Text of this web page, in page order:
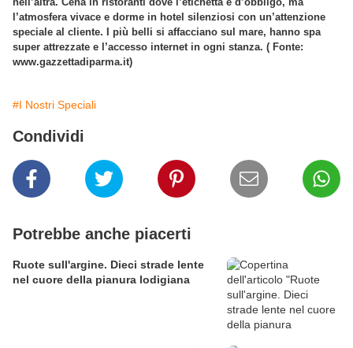
l’atmosfera vivace e dorme in hotel silenziosi con un’attenzione
speciale al cliente. I più belli si affacciano sul mare, hanno spa
super attrezzate e l’accesso internet in ogni stanza. ( Fonte:
www.gazzettadiparma.it)
#I Nostri Speciali
Condividi
Potrebbe anche piacerti
Ruote sull'argine. Dieci strade lente
nel cuore della pianura lodigiana